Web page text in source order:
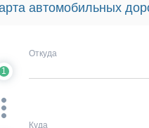
автомобильных
1
Откуда
Куда